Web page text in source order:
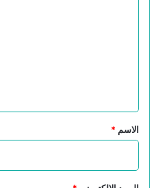
*
الاسم *